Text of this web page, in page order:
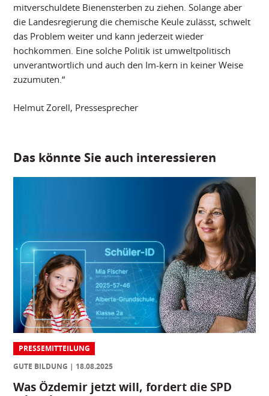
mitverschuldete Bienensterben zu ziehen. Solange aber
die Landesregierung die chemische Keule zulässt, schwelt
das Problem weiter und kann jederzeit wieder
hochkommen. Eine solche Politik ist umweltpolitisch
unverantwortlich und auch den Im-kern in keiner Weise
zuzumuten.“
Helmut Zorell, Pressesprecher
Das könnte Sie auch interessieren
PRESSEMITTEILUNG
GUTE BILDUNG
18.08.2025
Was Özdemir jetzt will, fordert die SPD